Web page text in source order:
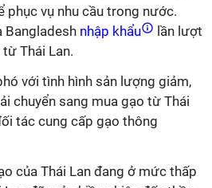
phục vụ nhu cầu trong nước.
Bangladesh nhập khẩu
lần lượt
Thái Lan.
với tình hình sản lượng giảm,
chuyển sang mua gạo từ Thái
tác cung cấp gạo thông
của Thái Lan đang ở mức thấp